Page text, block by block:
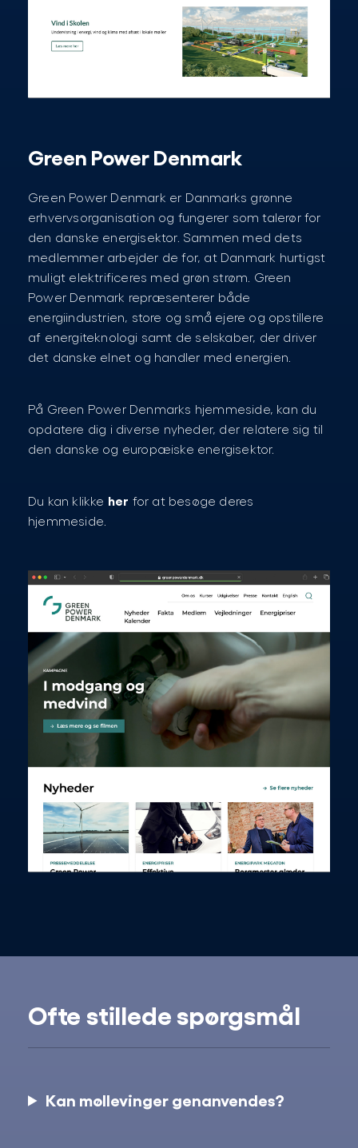
Green Power Denmark
Green Power Denmark er Danmarks grønne
erhvervsorganisation og fungerer som talerør for
den danske energisektor. Sammen med dets
medlemmer arbejder de for, at Danmark hurtigst
muligt elektrificeres med grøn strøm. Green
Power Denmark repræsenterer både
energiindustrien, store og små ejere og opstillere
af energiteknologi samt de selskaber, der driver
det danske elnet og handler med energien.
På Green Power Denmarks hjemmeside, kan du
opdatere dig i diverse nyheder, der relatere sig til
den danske og europæiske energisektor.
Du kan klikke her for at besøge deres
hjemmeside.
Ofte stillede spørgsmål
Kan møllevinger genanvendes?